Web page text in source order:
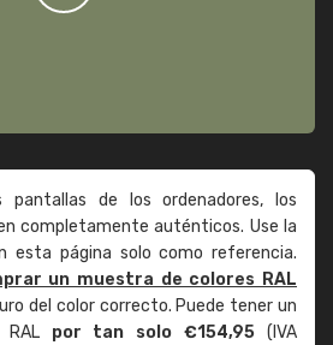
pantallas de los ordenadores, los
completamente auténticos. Use la
esta página solo como referencia.
un muestra de colores RAL
del color correcto. Puede tener un
por tan solo €154,95 (IVA